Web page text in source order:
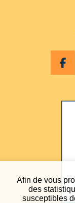
Afin de vous
des
susceptibles